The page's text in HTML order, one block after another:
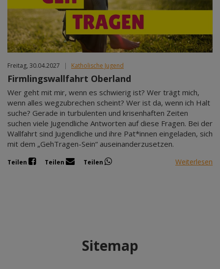
Freitag, 30.04.2027 Katholische Jugend
Firmlingswallfahrt Oberland
Wer geht mit mir, wenn es schwierig ist? Wer trägt mich,
wenn alles wegzubrechen scheint? Wer ist da, wenn ich Halt
suche? Gerade in turbulenten und krisenhaften Zeiten
suchen viele Jugendliche Antworten auf diese Fragen. Bei der
Wallfahrt sind Jugendliche und ihre Pat*innen eingeladen, sich
mit dem „GehTragen-Sein“ auseinanderzusetzen.
Teilen Teilen Teilen Weiterlesen
Sitemap